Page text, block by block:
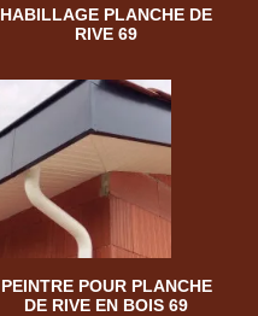
HABILLAGE PLANCHE DE
RIVE 69
PEINTRE POUR PLANCHE
DE RIVE EN BOIS 69